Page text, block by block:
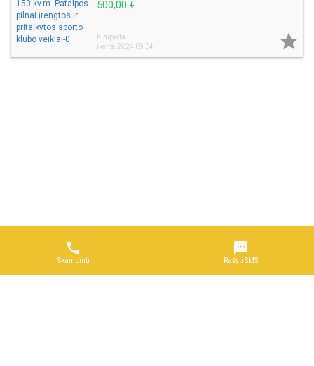

Skambinti

Rašyti SMS
500,00 €
Klaipėda
Įkelta: 2024 09 04
